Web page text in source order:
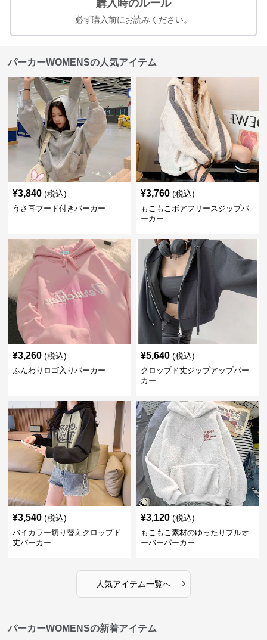
購入時のルール
必ず購入前にお読みください。
パーカーWOMENSの人気アイテム
¥3,840 (税込)
うさ耳フード付きパーカー
¥3,760 (税込)
もこもこボアフリースジップパ
ーカー
¥3,260 (税込)
ふんわりロゴ入りパーカー
¥5,640 (税込)
クロップド丈ジップアップパー
カー
¥3,540 (税込)
バイカラー切り替えクロップド
丈パーカー
¥3,120 (税込)
もこもこ素材のゆったりプルオ
ーバーパーカー
人気アイテム一覧へ ›
パーカーWOMENSの新着アイテム